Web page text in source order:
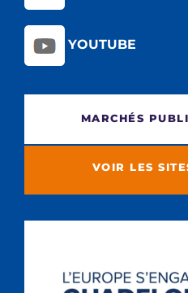
YOUTUBE
MARCHÉS
VOIR LES